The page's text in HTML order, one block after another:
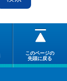
このページの
先頭に戻る